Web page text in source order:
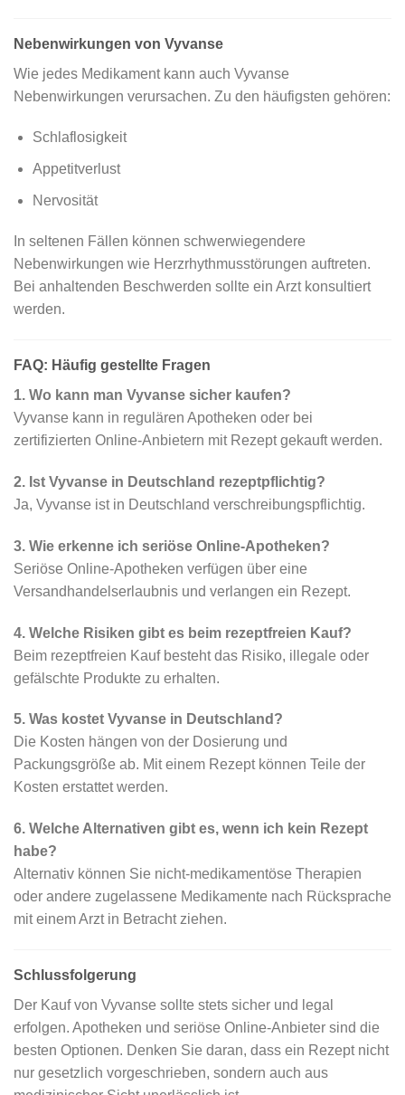
Nebenwirkungen von Vyvanse
Wie jedes Medikament kann auch Vyvanse
Nebenwirkungen verursachen. Zu den häufigsten gehören:
Schlaflosigkeit
Appetitverlust
Nervosität
In seltenen Fällen können schwerwiegendere
Nebenwirkungen wie Herzrhythmusstörungen auftreten.
Bei anhaltenden Beschwerden sollte ein Arzt konsultiert
werden.
FAQ: Häufig gestellte Fragen
1. Wo kann man Vyvanse sicher kaufen?
Vyvanse kann in regulären Apotheken oder bei
zertifizierten Online-Anbietern mit Rezept gekauft werden.
2. Ist Vyvanse in Deutschland rezeptpflichtig?
Ja, Vyvanse ist in Deutschland verschreibungspflichtig.
3. Wie erkenne ich seriöse Online-Apotheken?
Seriöse Online-Apotheken verfügen über eine
Versandhandelserlaubnis und verlangen ein Rezept.
4. Welche Risiken gibt es beim rezeptfreien Kauf?
Beim rezeptfreien Kauf besteht das Risiko, illegale oder
gefälschte Produkte zu erhalten.
5. Was kostet Vyvanse in Deutschland?
Die Kosten hängen von der Dosierung und
Packungsgröße ab. Mit einem Rezept können Teile der
Kosten erstattet werden.
6. Welche Alternativen gibt es, wenn ich kein Rezept
habe?
Alternativ können Sie nicht-medikamentöse Therapien
oder andere zugelassene Medikamente nach Rücksprache
mit einem Arzt in Betracht ziehen.
Schlussfolgerung
Der Kauf von Vyvanse sollte stets sicher und legal
erfolgen. Apotheken und seriöse Online-Anbieter sind die
besten Optionen. Denken Sie daran, dass ein Rezept nicht
nur gesetzlich vorgeschrieben, sondern auch aus